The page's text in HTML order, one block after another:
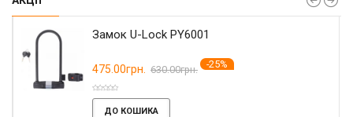
Замок U-Lock PY6001
475.00грн. 630.00грн. -25%
ДО КОШИКА